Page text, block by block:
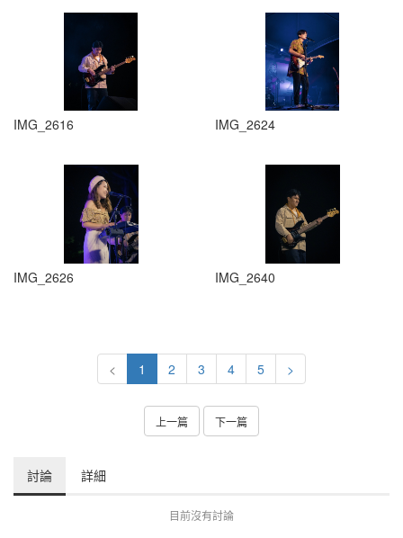
IMG_2616 IMG_2624
IMG_2626 IMG_2640
< 1 2 3 4 5 >
上一篇 下一篇
討論 詳細
目前沒有討論